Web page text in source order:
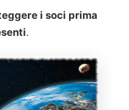
i soci prima
.